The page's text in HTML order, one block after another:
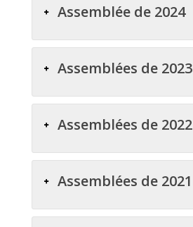
Assemblée de 2024
Assemblées de 2023
Assemblées de 2022
Assemblées de 2021